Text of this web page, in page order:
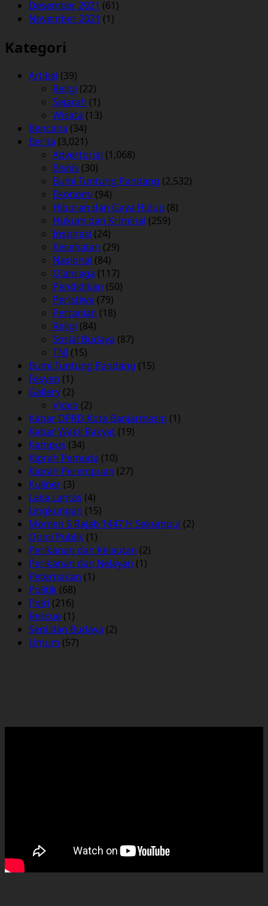
Desember 2021 (61)
November 2021 (1)
Kategori
Artikel (39)
Religi (22)
Sejarah (1)
Wisata (13)
Bencana (34)
Berita (3,021)
Advertorial (1,068)
Bisnis (30)
Bumi Tuntung Pandang (2,532)
Ekonomi (94)
Hiburan dan Gaya Hidup (8)
Hukum dan Kriminal (259)
Inspirasi (24)
Kesehatan (29)
Nasional (84)
Olahraga (117)
Pendidikan (50)
Peristiwa (79)
Pertanian (18)
Religi (84)
Sosial Budaya (87)
TNI (15)
Bumi Tuntung Pandang (15)
Fesyen (1)
Gallery (2)
Video (2)
Kabar DPRD Kota Banjarmasin (1)
Kabar Wakil Rakyat (19)
Kampus (34)
Kiprah Pemuda (10)
Kiprah Perempuan (27)
Kuliner (3)
Laka Lantas (4)
Lingkungan (15)
Momen 5 Rajab 1447 H Sekumpul (2)
Opini Publik (1)
Perikanan dan Kelautan (2)
Perikanan dan Nelayan (1)
Peternakan (1)
Politik (68)
Polri (216)
Rescue (1)
Seni dan Budaya (2)
Umum (57)